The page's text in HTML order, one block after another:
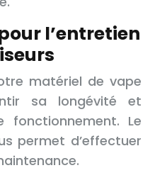
l’entretien
matériel de vape
sa longévité et
fonctionnement. Le
permet d’effectuer